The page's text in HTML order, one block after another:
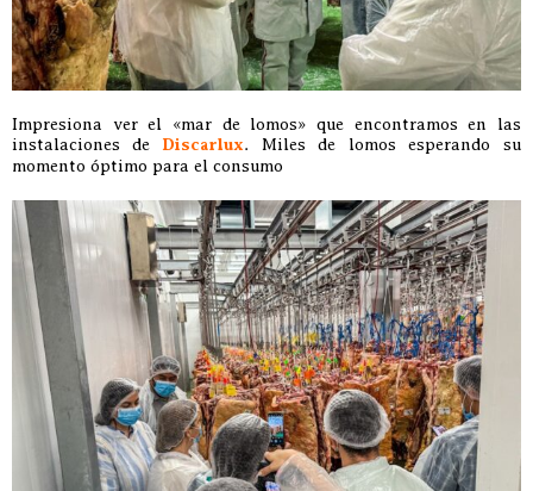
Impresiona ver el «mar de lomos» que encontramos en las
instalaciones de Discarlux. Miles de lomos esperando su
momento óptimo para el consumo